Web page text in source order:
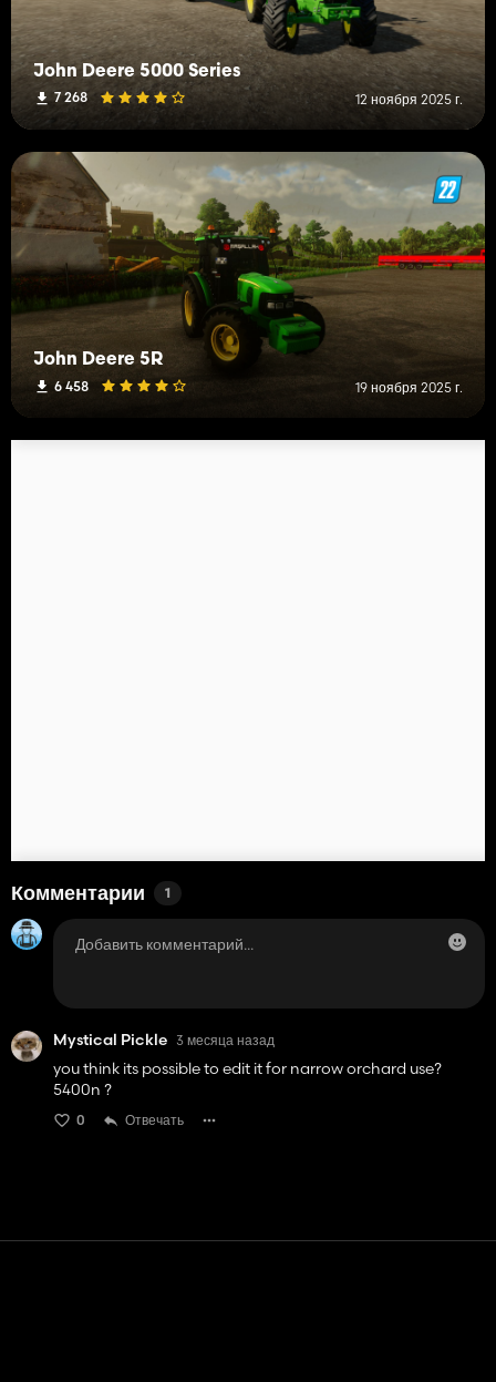
John Deere 5000 Series
7 268 12 ноября 2025 г.
John Deere 5R
6 458 19 ноября 2025 г.
Комментарии 1
Mystical Pickle 3 месяца назад
you think its possible to edit it for narrow orchard use?
5400n ?
0 Отвечать